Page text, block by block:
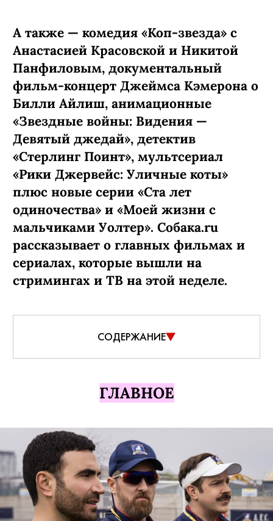
А также — комедия «Коп-звезда» с
Анастасией Красовской и Никитой
Панфиловым, документальный
фильм-концерт Джеймса Кэмерона о
Билли Айлиш, анимационные
«Звездные войны: Видения —
Девятый джедай», детектив
«Стерлинг Поинт», мультсериал
«Рики Джервейс: Уличные коты»
плюс новые серии «Ста лет
одиночества» и «Моей жизни с
мальчиками Уолтер». Собака.ru
рассказывает о главных фильмах и
сериалах, которые вышли на
стримингах и ТВ на этой неделе.
СОДЕРЖАНИЕ
ГЛАВНОЕ